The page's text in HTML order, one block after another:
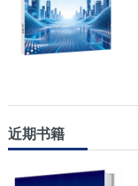
近期书籍